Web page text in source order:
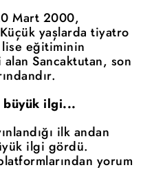
Mart 2000,
yaşlarda tiyatro
eğitiminin
Sancaktutan, son
büyük ilgi...
ilk andan
ilgi gördü.
yorum